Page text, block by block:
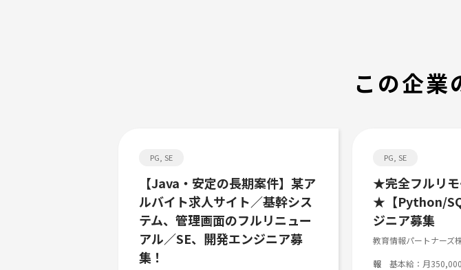
この企業
PG, SE
【Java・安定の長期案件】某ア
ルバイト求人サイト／基幹シス
テム、管理画面のフルリニュー
アル／SE、開発エンジニア募
集！
PG, SE
★完全フルリ
★【Python/
ジニア募集
教育情報パートナーズ
報
基本給：月